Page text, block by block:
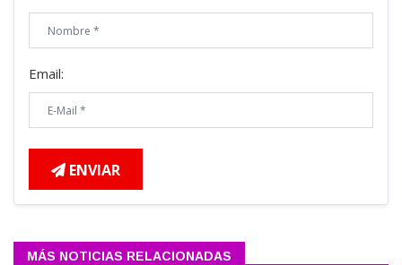
Email:
ENVIAR
MÁS NOTICIAS RELACIONADAS